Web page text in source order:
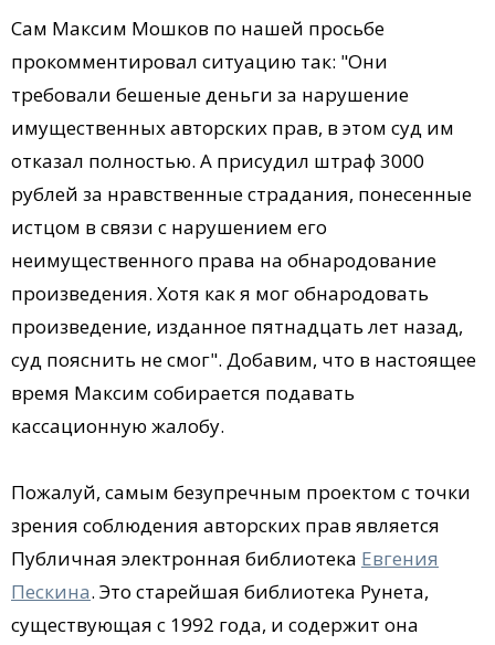
Сам Максим Мошков по нашей просьбе
прокомментировал ситуацию так: "Они
требовали бешеные деньги за нарушение
имущественных авторских прав, в этом суд им
отказал полностью. А присудил штраф 3000
рублей за нравственные страдания, понесенные
истцом в связи с нарушением его
неимущественного права на обнародование
произведения. Хотя как я мог обнародовать
произведение, изданное пятнадцать лет назад,
суд пояснить не смог". Добавим, что в настоящее
время Максим собирается подавать
кассационную жалобу.
Пожалуй, самым безупречным проектом с точки
зрения соблюдения авторских прав является
Публичная электронная библиотека Евгения
Пескина. Это старейшая библиотека Рунета,
существующая с 1992 года, и содержит она